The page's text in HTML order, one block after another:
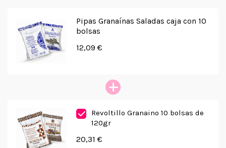
Pipas Granaínas Saladas caja con 10
bolsas
12,09 €
Revoltillo Granaino 10 bolsas de
120gr
20,31 €